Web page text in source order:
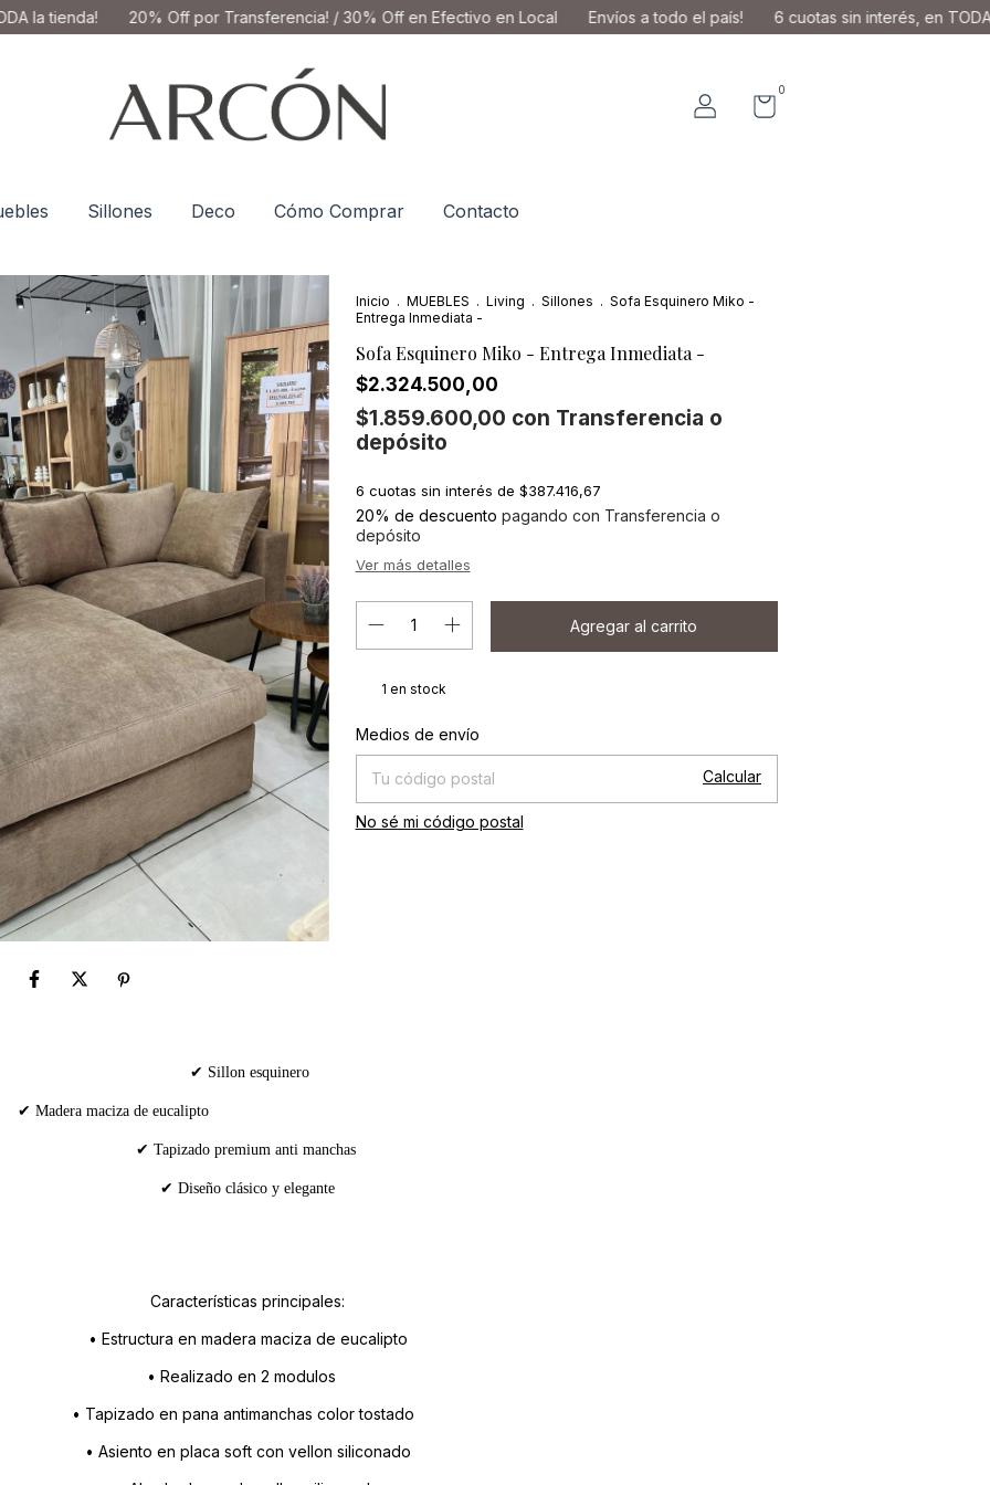
20% Off por Transferencia! / 30% Off en Efectivo en Local Envíos a todo el país! 6 cuotas sin interés, en TODA la tienda!
0
Sillones Deco Cómo Comprar Contacto
Inicio . MUEBLES . Living . Sillones . Sofa Esquinero Miko -
Entrega Inmediata -
Sofa Esquinero Miko - Entrega Inmediata -
$2.324.500,00
$1.859.600,00 con Transferencia o
depósito
6 cuotas sin interés de $387.416,67
20% de descuento pagando con Transferencia o
depósito
Ver más detalles
1 en stock
Entregas para el CP:
Medios de envío
Calcular
No sé mi código postal
✔ Sillon esquinero
✔ Madera maciza de eucalipto
✔ Tapizado premium anti manchas
✔ Diseño clásico y elegante
Características principales:
• Estructura en madera maciza de eucalipto
• Realizado en 2 modulos
• Tapizado en pana antimanchas color tostado
• Asiento en placa soft con vellon siliconado